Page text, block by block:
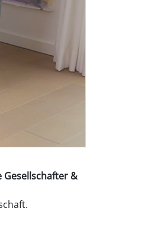
Gesellschafter &